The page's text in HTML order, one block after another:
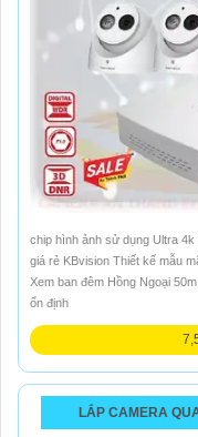
chip hình ảnh sử dụng Ultra
giá rẻ KBvision Thiết kế mẫu
Xem ban đêm Hồng Ngoại
ổn định
LẮP CAMERA